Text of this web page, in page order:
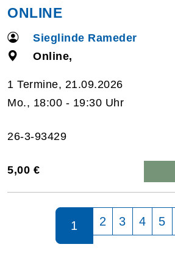
ONLINE
Sieglinde Rameder
Online,
1 Termine, 21.09.2026
Mo., 18:00 - 19:30 Uhr
26-3-93429
5,00 €
Seite 1 von 6
1 2 3 4 5